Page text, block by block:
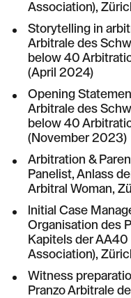
Association),
Storytelling in
Arbitrale des
below 40
(April 2024)
Opening
Arbitrale des
below 40
(November 2023)
Arbitration &
Panelist, Anlass
Arbitral Woman,
lnitial Case
Organisation des
Kapitels der
Association),
Witness
Pranzo Arbitrale